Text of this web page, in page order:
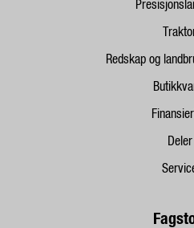
Redskap og
Deler